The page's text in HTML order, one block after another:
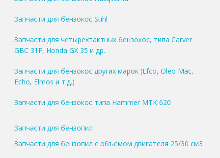
Запчасти для бензокос Stihl
Запчасти для четырехтактных бензокос, типа Carver
GBC 31F, Honda GX 35 и др.
Запчасти для бензокос других марок (Efco, Oleo Mac,
Echo, Elmos и т.д.)
Запчасти для бензокос типа Hammer MTK 620
Запчасти для бензопил
Запчасти для бензопил с объемом двигателя 25/30 см3